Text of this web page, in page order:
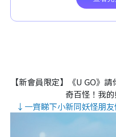
【新會員限定】《U GO》
奇百怪！我的
↓一齊睇下小新同妖怪朋